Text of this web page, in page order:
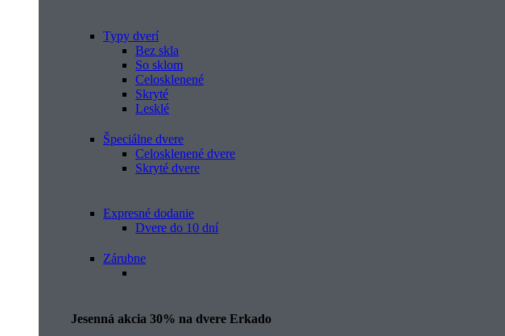
Typy dverí
Bez skla
So sklom
Celosklenené
Skryté
Lesklé
Špeciálne dvere
Celosklenené dvere
Skryté dvere
Expresné dodanie
Dvere do 10 dní
Zárubne
Jesenná akcia 30% na dvere Erkado